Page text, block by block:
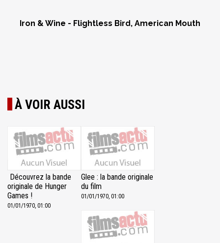
Iron & Wine - Flightless Bird, American Mouth
À VOIR AUSSI
Découvrez la bande
originale de Hunger
Games !
01/01/1970, 01:00
Glee : la bande originale
du film
01/01/1970, 01:00